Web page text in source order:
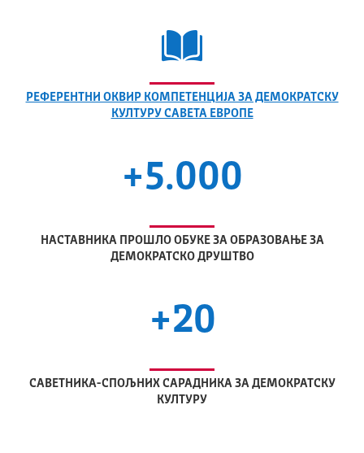
РЕФЕРЕНТНИ ОКВИР КОМПЕТЕНЦИЈА ЗА ДЕМОКРАТСКУ
КУЛТУРУ САВЕТА ЕВРОПЕ
+5.000
НАСТАВНИКА ПРОШЛО ОБУКЕ ЗА ОБРАЗОВАЊЕ ЗА
ДЕМОКРАТСКО ДРУШТВО
+20
САВЕТНИКА-СПОЉНИХ САРАДНИКА ЗА ДЕМОКРАТСКУ
КУЛТУРУ